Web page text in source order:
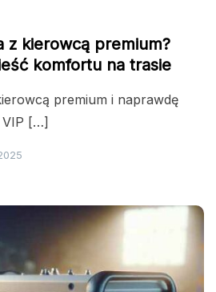
z kierowcą premium?
komfortu na trasie
premium i naprawdę
VIP […]